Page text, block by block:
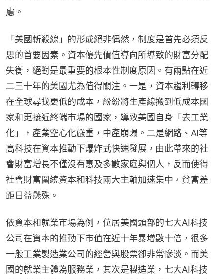
慮。
「美國斬殺線」的形成絕非偶然，制度是首先必須反
思的首要因素。資本優先價值導向所導致的財富分配
失衡，絕對是最重要的根本性制度原因。有兩點在近
二三十年的美國尤為值得關注。一是，資本趨利轉移
在全球尋找更低的成本，紛紛將生產線搬到低成本國
家和更接近終端市場的國家，導致美國自身「去工業
化」，產業空心化嚴重，中產崩塌。二是網路、AI等
高科技在資本推動下爆炸式快速發展，由此帶來的社
會財富增長不僅沒有惠及多數家庭與個人，反而使得
社會財富圍繞資本和科技兩大主軸加速集中，貧富差
距日益懸殊。
依資本和就業市場為例，位居美國頭部的七大AI科技
公司在資本的推動下市值在近十年暴增數十倍，很多
一般工業製造業公司的經營與股票卻非常慘淡。而美
國的就業主體為服務業，其次是製造業，七大AI科技